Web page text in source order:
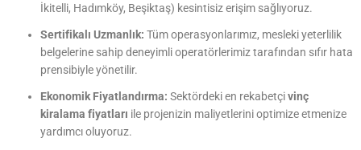
İkitelli, Hadımköy, Beşiktaş) kesintisiz erişim sağlıyoruz.
Sertifikalı Uzmanlık: Tüm operasyonlarımız, mesleki yeterlilik
belgelerine sahip deneyimli operatörlerimiz tarafından sıfır hata
prensibiyle yönetilir.
Ekonomik Fiyatlandırma: Sektördeki en rekabetçivinç
kiralama fiyatları ile projenizin maliyetlerini optimize etmenize
yardımcı oluyoruz.